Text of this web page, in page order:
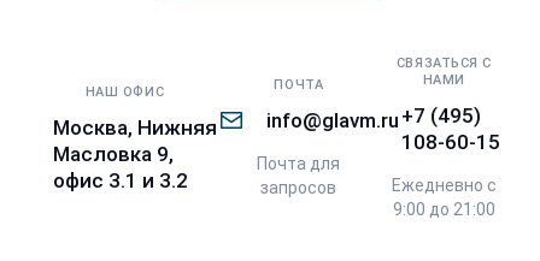
НАШ ОФИС
Москва, Нижняя
Масловка 9,
офис 3.1 и 3.2
ПОЧТА
info@glavm.ru
Почта для
запросов
СВЯЗАТЬСЯ С
НАМИ
+7 (495)
108-60-15
Ежедневно с
9:00 до 21:00